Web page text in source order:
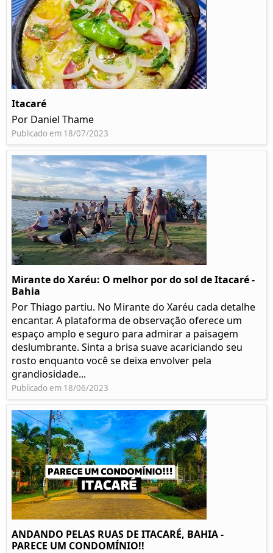
Itacaré
Por Daniel Thame
Publicado em 18/07/2023
Mirante do Xaréu: O melhor por do sol de Itacaré -
Bahia
Por Thiago partiu. No Mirante do Xaréu cada detalhe
encantar. A plataforma de observação oferece um
espaço amplo e seguro para admirar a paisagem
deslumbrante. Sinta a brisa suave acariciando seu
rosto enquanto você se deixa envolver pela
grandiosidade...
Publicado em 18/06/2023
ANDANDO PELAS RUAS DE ITACARÉ, BAHIA -
PARECE UM CONDOMÍNIO!!